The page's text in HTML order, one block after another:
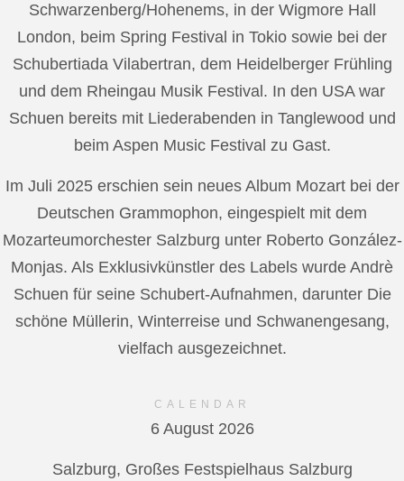
Schwarzenberg/Hohenems, in der Wigmore Hall
London, beim Spring Festival in Tokio sowie bei der
Schubertiada Vilabertran, dem Heidelberger Frühling
und dem Rheingau Musik Festival. In den USA war
Schuen bereits mit Liederabenden in Tanglewood und
beim Aspen Music Festival zu Gast.
Im Juli 2025 erschien sein neues Album Mozart bei der
Deutschen Grammophon, eingespielt mit dem
Mozarteumorchester Salzburg unter Roberto González-
Monjas. Als Exklusivkünstler des Labels wurde Andrè
Schuen für seine Schubert-Aufnahmen, darunter Die
schöne Müllerin, Winterreise und Schwanengesang,
vielfach ausgezeichnet.
CALENDAR
6 August 2026
Salzburg, Großes Festspielhaus Salzburg